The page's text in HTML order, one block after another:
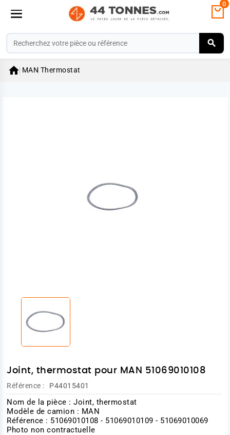
0
 MAN Thermostat
Joint, thermostat pour MAN 51069010108
Référence : P44015401
Nom de la pièce : Joint, thermostat
Modèle de camion : MAN
Référence : 51069010108 - 51069010109 - 51069010069
Photo non contractuelle